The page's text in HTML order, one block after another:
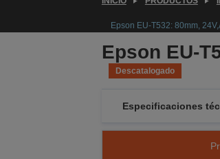
Epson EU-T532: 80mm,
Epson EU-
Descatalogado
Especificaciones